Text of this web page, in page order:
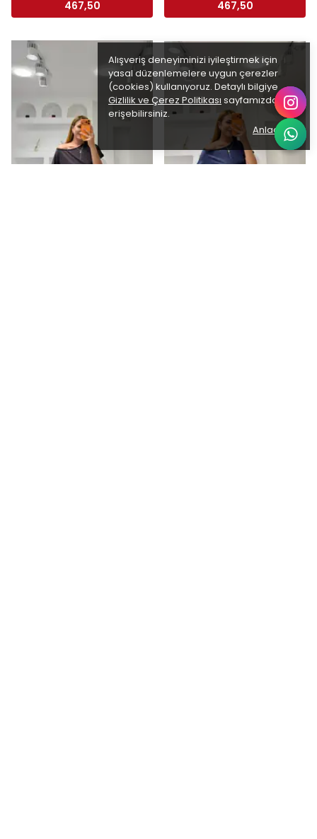
Alışveriş deneyiminizi iyileştirmek için
yasal düzenlemelere uygun çerezler
(cookies) kullanıyoruz. Detaylı bilgiye
Gizlilik ve Çerez Politikası sayfamızdan
erişebilirsiniz.
Anladım
467,50
467,50